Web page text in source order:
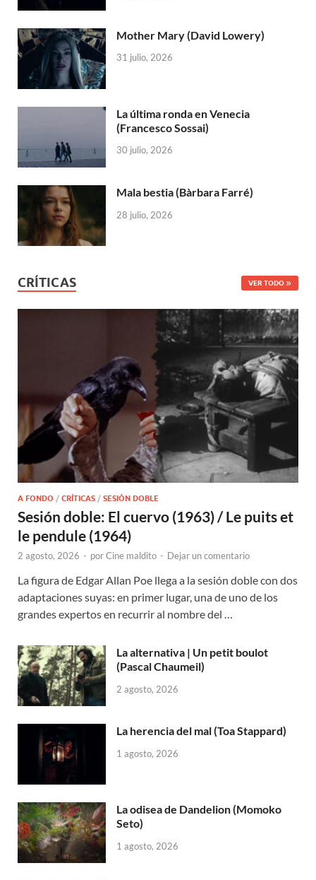
Mother Mary (David Lowery)
31 julio, 2026
La última ronda en Venecia
(Francesco Sossai)
30 julio, 2026
Mala bestia (Bàrbara Farré)
28 julio, 2026
CRÍTICAS VER TODO
A FONDO / CRÍTICAS / SESIÓN DOBLE
Sesión doble: El cuervo (1963) / Le puits et
le pendule (1964)
2 agosto, 2026 - porCine maldito - Dejar un comentario
La figura de Edgar Allan Poe llega a la sesión doble con dos
adaptaciones suyas: en primer lugar, una de uno de los
grandes expertos en recurrir al nombre del …
La alternativa | Un petit boulot
(Pascal Chaumeil)
2 agosto, 2026
La herencia del mal (Toa Stappard)
1 agosto, 2026
La odisea de Dandelion (Momoko
Seto)
1 agosto, 2026